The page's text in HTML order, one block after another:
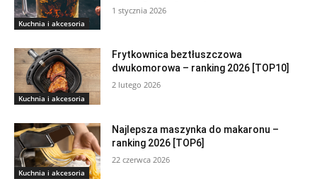
Kuchnia i akcesoria
1 stycznia 2026
Kuchnia i akcesoria
Frytkownica beztłuszczowa
dwukomorowa – ranking 2026 [TOP10]
2 lutego 2026
Kuchnia i akcesoria
Najlepsza maszynka do makaronu –
ranking 2026 [TOP6]
22 czerwca 2026